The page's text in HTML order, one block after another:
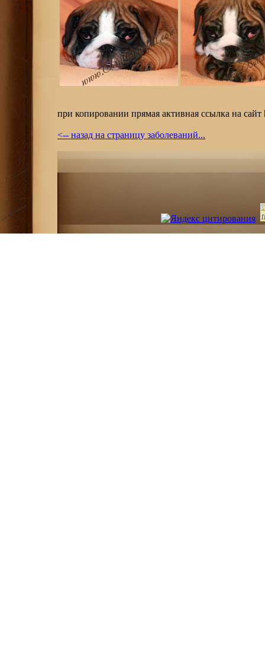
при копировании прямая активная ссылка на
<-- назад на страницу заболеваний...